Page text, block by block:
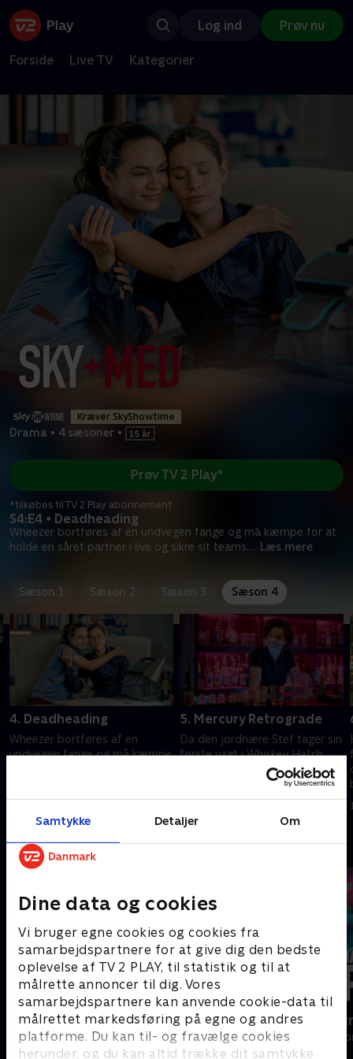
Samtykke Detaljer Om
Dine data og cookies
Vi bruger egne cookies og cookies fra
samarbejdspartnere for at give dig den bedste
oplevelse af TV 2 PLAY, til statistik og til at
målrette annoncer til dig. Vores
samarbejdspartnere kan anvende cookie-data til
målrettet markedsføring på egne og andres
platforme. Du kan til- og fravælge cookies
herunder, og du kan altid trække dit samtykke
Log ind Prøv nu
Forside Live TV Kategorier
Kræver SkyShowtime
Drama • 4 sæsoner •
S4:E4 • Deadheading
Wheezer bortføres af en undvegen fange og må kæmpe for at
holde en såret partner i live og sikre sit teams... Læs mere
Prøv TV 2 Play*
*tilkøbes til TV 2 Play abonnement
Sæson 1 Sæson 2 Sæson 3 Sæson 4
4. Deadheading
Wheezer bortføres af en
undvegen fange og må kæmpe
sikkerhed.
5. Mercury Retrograde
Da den jordnære Stef tager sin
første vagt i Whiskey Hatch,
knytter hun et uventet bånd til
en besøgende clairvoyant.
Andre så også
Luftens læger
Drama • 3 sæsoner
Happy
Drama • 1